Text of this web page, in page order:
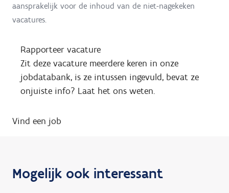
aansprakelijk voor de inhoud van de niet-nagekeken
vacatures.
Rapporteer vacature
Zit deze vacature meerdere keren in onze
jobdatabank, is ze intussen ingevuld, bevat ze
onjuiste info? Laat het ons weten.
Vind een job
Mogelijk ook interessant